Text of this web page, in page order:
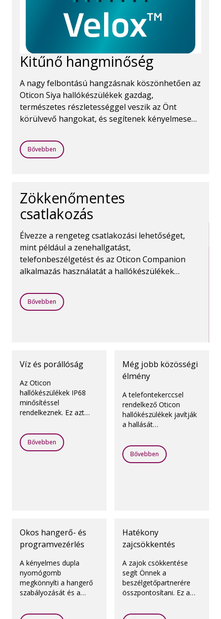
Kitűnő hangminőség
A nagy felbontású hangzásnak köszönhetően az
Oticon Siya hallókészülékek gazdag,
természetes részletességgel veszik az Önt
körülvevő hangokat, és segítenek kényelmesen
Bővebben
Zökkenőmentes
csatlakozás
Élvezze a rengeteg csatlakozási lehetőséget,
mint például a zenehallgatást,
telefonbeszélgetést és az Oticon Companion
alkalmazás használatát a hallókészülékek
technológia mindezt lehetővé teszi.
Bővebben
Víz és porállóság
Az Oticon
hallókészülékek IP68
minősítéssel
rendelkeznek. Ez azt
a nedvességnek és a
pornak.
Bővebben
Még jobb közösségi
élmény
A telefontekerccsel
rendelkező Oticon
hallókészülékek javítják
a hallását
vallási
létesítményekben,
színházakban,
Bővebben
Okos hangerő- és
programvezérlés
A kényelmes dupla
nyomógomb
megkönnyíti a hangerő
szabályozását és a
Hatékony
zajcsökkentés
A zajok csökkentése
segít Önnek a
beszélgetőpartnerére
összpontosítani. Ez a
Reduction LX funkcióval